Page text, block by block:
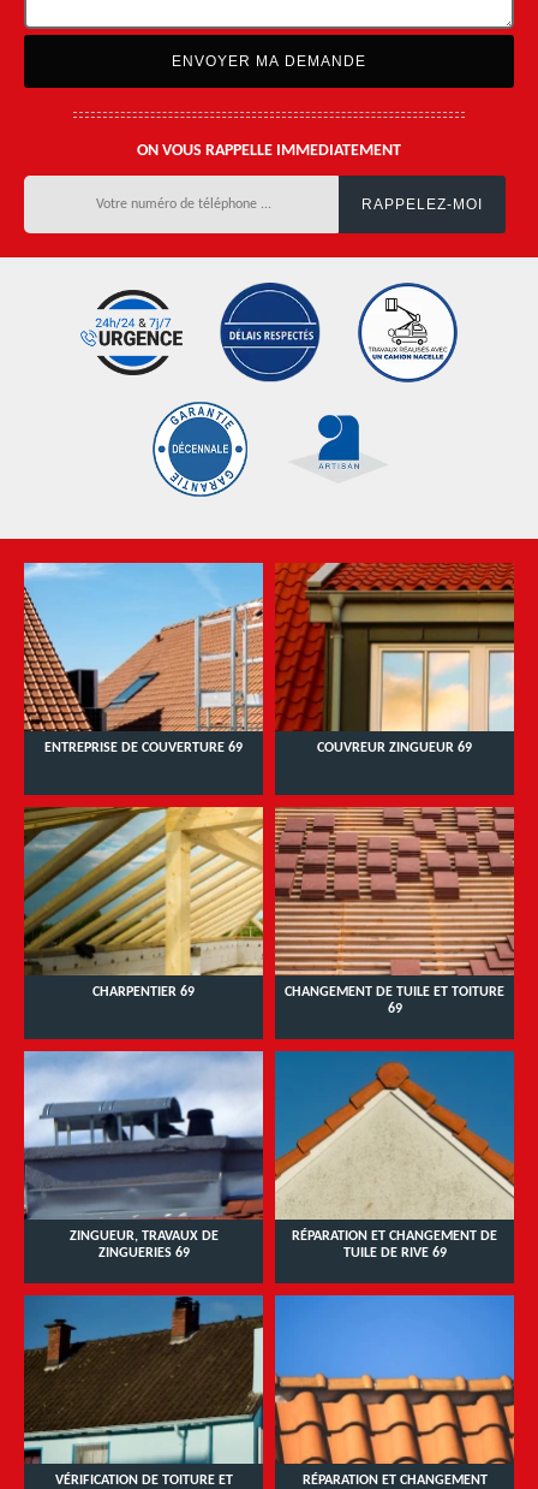
ON VOUS RAPPELLE IMMEDIATEMENT
ENTREPRISE DE COUVERTURE 69 COUVREUR ZINGUEUR 69
CHARPENTIER 69
CHANGEMENT DE TUILE ET TOITURE
69
ZINGUEUR, TRAVAUX DE
ZINGUERIES 69
RÉPARATION ET CHANGEMENT DE
TUILE DE RIVE 69
VÉRIFICATION DE TOITURE ET
RÉPARATION ET CHANGEMENT